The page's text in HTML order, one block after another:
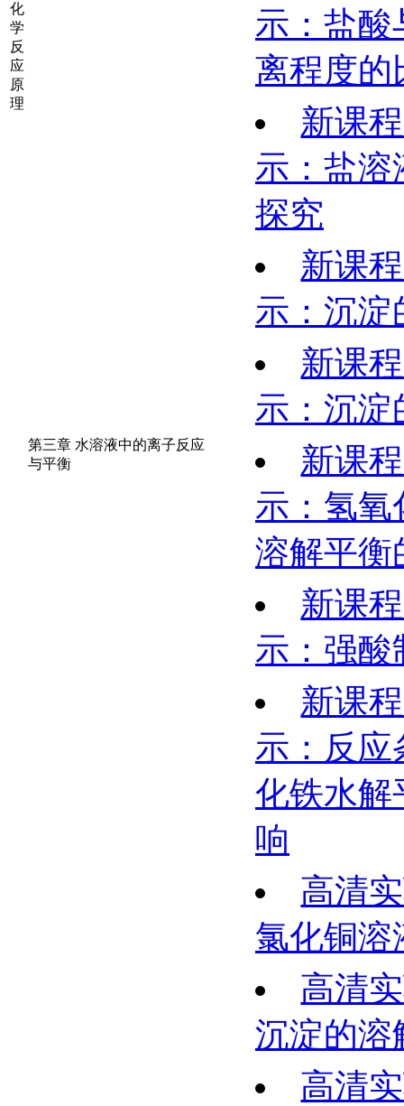
化
学
反
应
原
理
第三章 水溶液中的离子反应
与平衡
示：盐酸
离程度的
新课
示：盐溶
探究
新课
示：沉淀
新课
示：沉淀
新课
示：氢氧
溶解平衡
新课
示：强酸
新课
示：反应
化铁水解
响
高清
氯化铜溶
高清
沉淀的溶
高清